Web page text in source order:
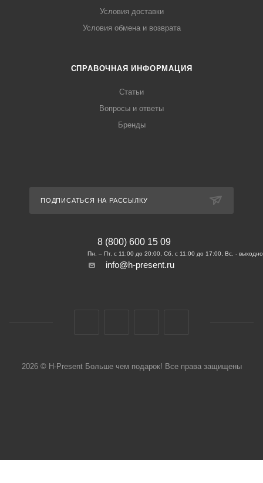
Условия доставки
Условия обмена и возврата
СПРАВОЧНАЯ ИНФОРМАЦИЯ
Статьи
Вопросы и ответы
Бренды
ПОДПИСАТЬСЯ НА РАССЫЛКУ
8 (800) 600 15 09
info@h-present.ru
2026 © H-Present Больше чем подарок! Все права защищены